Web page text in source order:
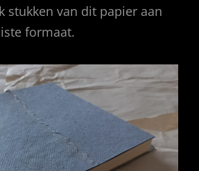
stukken van dit papier aan
formaat.